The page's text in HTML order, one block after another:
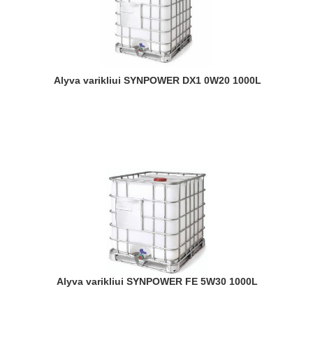
Alyva varikliui SYNPOWER DX1 0W20 1000L
Alyva varikliui SYNPOWER FE 5W30 1000L